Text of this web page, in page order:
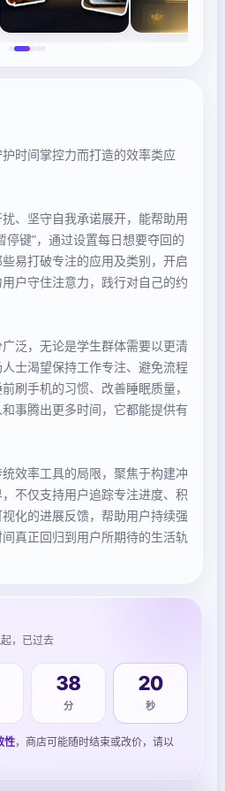
时间掌控力而打造的效率类应
、坚守自我承诺展开，能帮助用
停键”，通过设置每日想要夺回的
易打破专注的应用及类别，开启
户守住注意力，践行对自己的约
泛，无论是学生群体需要以更清
士渴望保持工作专注、避免流程
刷手机的习惯、改善睡眠质量，
事腾出更多时间，它都能提供有
效率工具的局限，聚焦于构建冲
不仅支持用户追踪专注进度、积
化的进展反馈，帮助用户持续强
真正回归到用户所期待的生活轨
，已过去
38
分
20
秒
性，商店可能随时结束或改价，请以